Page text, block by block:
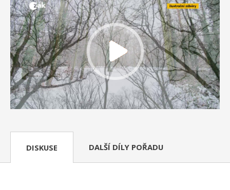
DISKUSE DALŠÍ DÍLY POŘADU